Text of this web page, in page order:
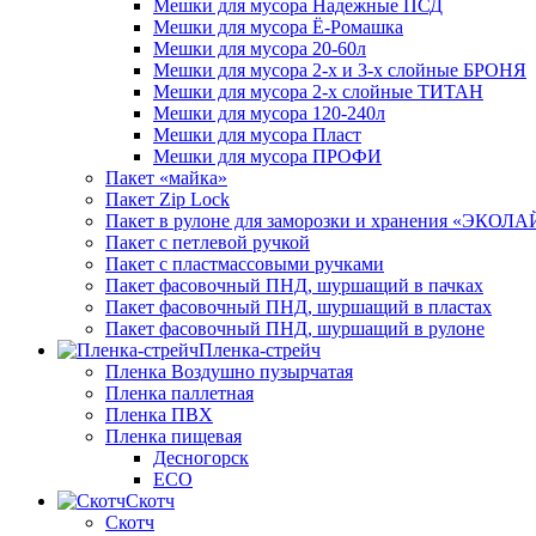
Мешки для мусора Надежные ПСД
Мешки для мусора Ё-Ромашка
Мешки для мусора 20-60л
Мешки для мусора 2-х и 3-х слойные БРОНЯ
Мешки для мусора 2-х слойные ТИТАН
Мешки для мусора 120-240л
Мешки для мусора Пласт
Мешки для мусора ПРОФИ
Пакет «майка»
Пакет Zip Lock
Пакет в рулоне для заморозки и хранения
Пакет с петлевой ручкой
Пакет с пластмассовыми ручками
Пакет фасовочный ПНД, шуршащий в пачках
Пакет фасовочный ПНД, шуршащий в пластах
Пакет фасовочный ПНД, шуршащий в рулоне
Пленка-стрейч
Пленка Воздушно пузырчатая
Пленка паллетная
Пленка ПВХ
Пленка пищевая
Десногорск
ECO
Скотч
Скотч